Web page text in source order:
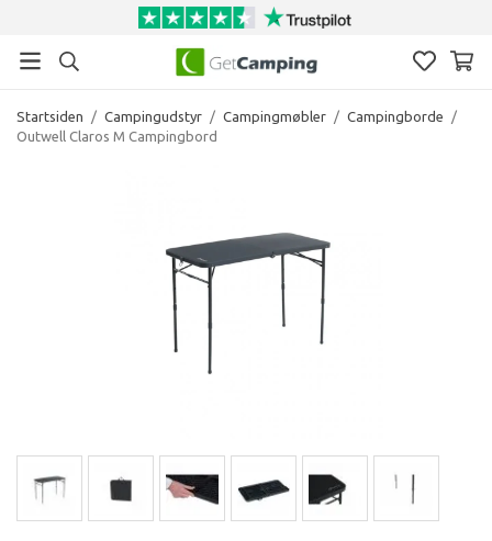
Startsiden / Campingudstyr / Campingmøbler / Campingborde
/
Outwell Claros M Campingbord